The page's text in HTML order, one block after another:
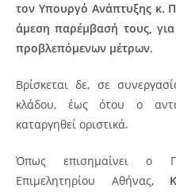
τον Υπουργό Ανάπτυξης κ.
άμεση παρέμβασή τους,
προβλεπόμενων μέτρων.
Βρίσκεται δε, σε
κλάδου, έως ότου ο
καταργηθεί οριστικά.
Όπως επισημαίνει ο
Επιμελητηρίου Αθήνας,